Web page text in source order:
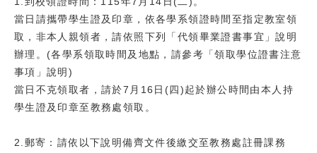
當日請攜帶學生證及印章，依各學系領證時間至指定教室領
取，非本人親領者，請依照下列「代領畢業證書事宜」說明
辦理。(各學系領取時間及地點，請參考「領取學位證書注意
事項」說明)
當日不克領取者，請於7月16日(四)起於辦公時間由本人持
學生證及印章至教務處領取。
2.郵寄：請依以下說明備齊文件後繳交至教務處註冊課務